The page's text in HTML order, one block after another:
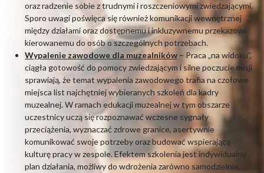
oraz radzenie sobie z trudnymi i roszczeniowymi zwiedzającymi.
Sporo uwagi poświęca się również komunikacji wewnętrznej
między działami oraz dostępnemu i inkluzywnemu przekazowi
kierowanemu do osób o szczególnych potrzebach.
Wypalenie zawodowe dla muzealników – Praca „na widoku”,
ciągła gotowość do pomocy zwiedzającym i silne poczucie misji
sprawiają, że temat wypalenia zawodowego trafia na czołowe
miejsca list najchętniej wybieranych szkoleń dla kadry
muzealnej. W ramach edukacji muzealnej w tym obszarze
uczestnicy uczą się rozpoznawać wczesne sygnały
przeciążenia, wyznaczać zdrowe granice, asertywnie
komunikować swoje potrzeby oraz budować wspierającą
kulturę pracy w zespole. Efektem szkolenia jest indywidualny
plan działania, możliwy do wdrożenia zarówno samodzielnie,